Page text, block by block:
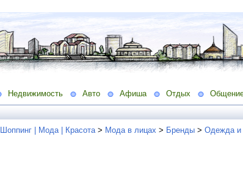
Недвижимость Авто Афиша Отдых
Шоппинг | Мода | Красота > Мода в лицах > Бренды > Одежда и